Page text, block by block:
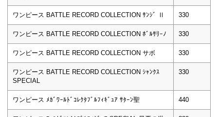
ワンピース BATTLE RECORD COLLECTION ｻﾝｼﾞ Ⅱ 330
ワンピース BATTLE RECORD COLLECTION ﾎﾞﾙｻﾘｰﾉ 330
ワンピース BATTLE RECORD COLLECTION サボ 330
ワンピース BATTLE RECORD COLLECTION ｼｬﾝｸｽ
SPECIAL
330
ワンピース ﾒｶﾞﾜｰﾙﾄﾞｺﾚｸﾀﾌﾞﾙﾌｨｷﾞｭｱ ｻﾀｰﾝ聖 440